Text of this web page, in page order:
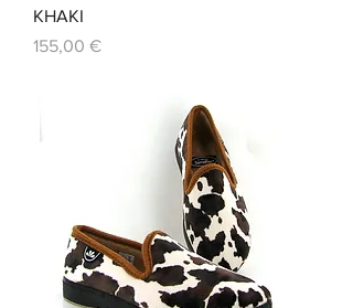
KHAKI
Prix
155,00 €